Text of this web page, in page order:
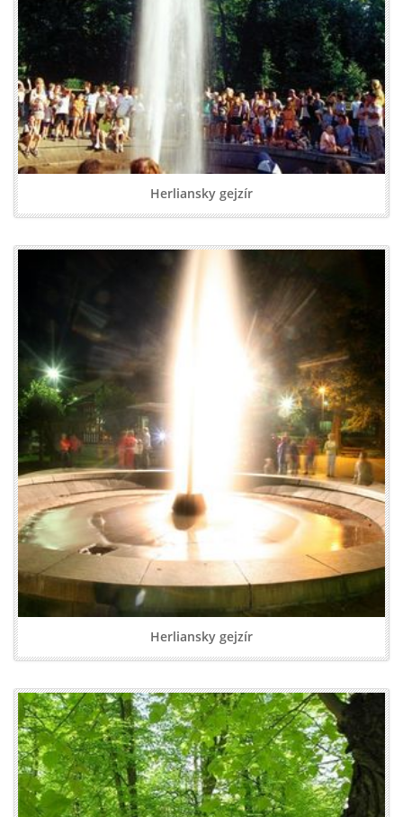
Herliansky gejzír
Herliansky gejzír